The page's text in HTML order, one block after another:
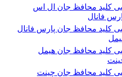
کلید محافظ جان ال اس
فانال
کلید محافظ جان پارس فانال
کلید محافظ جان هیمل
کلید محافظ جان چینت